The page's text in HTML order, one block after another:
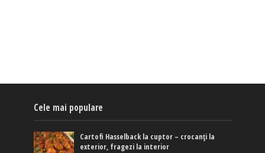
Cele mai populare
Cartofi Hasselback la cuptor – crocanți la
exterior, fragezi la interior